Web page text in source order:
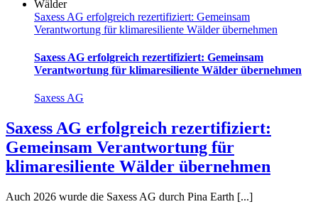
Saxess AG erfolgreich rezertifiziert: Gemeinsam
Verantwortung für klimaresiliente Wälder übernehmen
Saxess AG erfolgreich rezertifiziert: Gemeinsam
Verantwortung für klimaresiliente Wälder übernehmen
Saxess AG
Saxess AG erfolgreich rezertifiziert:
Gemeinsam Verantwortung für
klimaresiliente Wälder übernehmen
Auch 2026 wurde die Saxess AG durch Pina Earth [...]